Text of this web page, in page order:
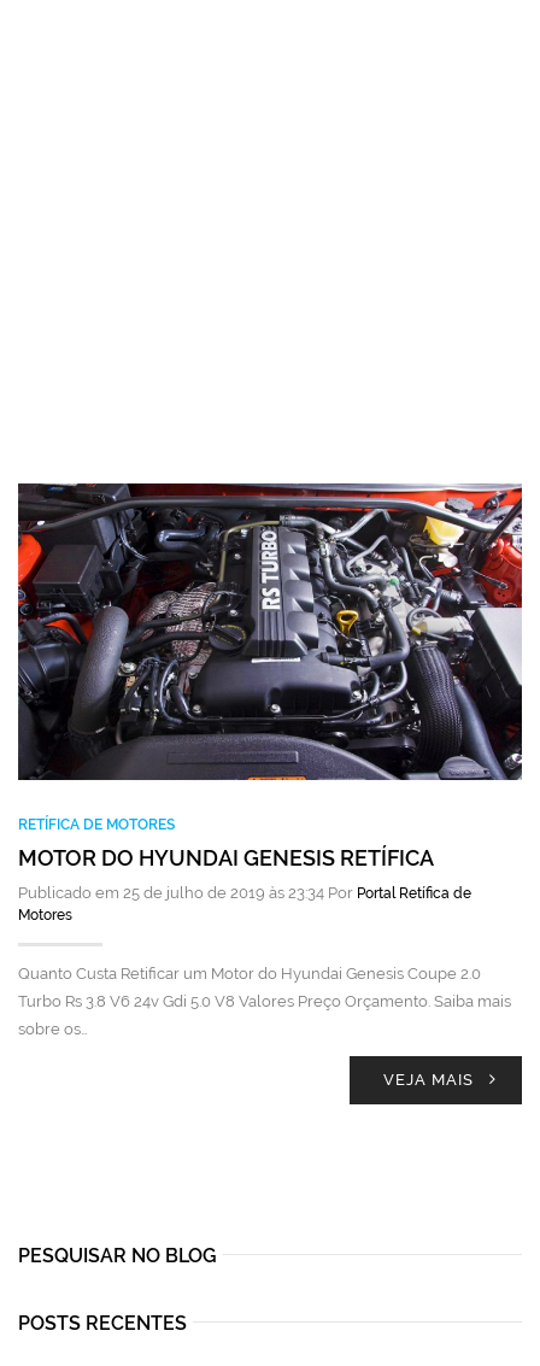
RETÍFICA DE MOTORES
MOTOR DO HYUNDAI GENESIS RETÍFICA
Publicado em 25 de julho de 2019 às 23:34 Por Portal Retífica de
Motores
Quanto Custa Retificar um Motor do Hyundai Genesis Coupe 2.0
Turbo Rs 3.8 V6 24v Gdi 5.0 V8 Valores Preço Orçamento. Saiba mais
sobre os…
VEJA MAIS
PESQUISAR NO BLOG
POSTS RECENTES